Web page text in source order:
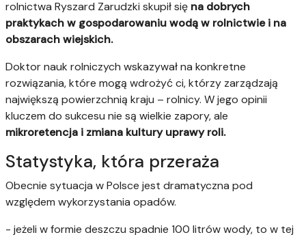
rolnictwa Ryszard Zarudzki skupił się na dobrych
praktykach w gospodarowaniu wodą w rolnictwie i na
obszarach wiejskich.
Doktor nauk rolniczych wskazywał na konkretne
rozwiązania, które mogą wdrożyć ci, którzy zarządzają
największą powierzchnią kraju – rolnicy. W jego opinii
kluczem do sukcesu nie są wielkie zapory, ale
mikroretencja i zmiana kultury uprawy roli.
Statystyka, która przeraża
Obecnie sytuacja w Polsce jest dramatyczna pod
względem wykorzystania opadów.
- jeżeli w formie deszczu spadnie 100 litrów wody, to w tej